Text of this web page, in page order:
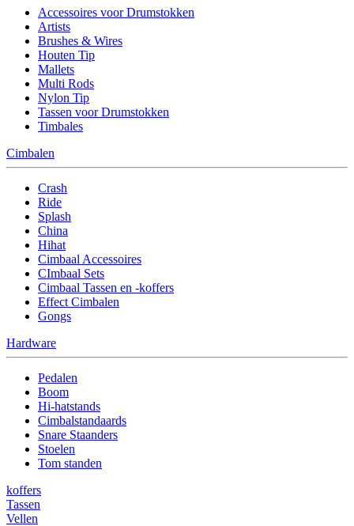
Accessoires voor Drumstokken
Artists
Brushes & Wires
Houten Tip
Mallets
Multi Rods
Nylon Tip
Tassen voor Drumstokken
Timbales
Cimbalen
Crash
Ride
Splash
China
Hihat
Cimbaal Accessoires
CImbaal Sets
Cimbaal Tassen en -koffers
Effect Cimbalen
Gongs
Hardware
Pedalen
Boom
Hi-hatstands
Cimbalstandaards
Snare Staanders
Stoelen
Tom standen
koffers
Tassen
Vellen